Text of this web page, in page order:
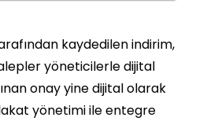
kaydedilen indirim,
yöneticilerle dijital
onay yine dijital olarak
yönetimi ile entegre